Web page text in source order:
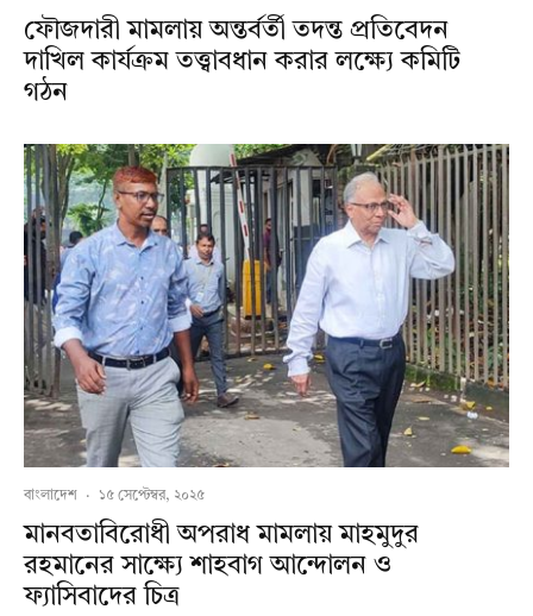
ফৌজদারী মামলায় অন্তর্বর্তী তদন্ত প্রতিবেদন
দাখিল কার্যক্রম তত্ত্বাবধান করার লক্ষ্যে কমিটি
গঠন
বাংলাদেশ · ১৫ সেপ্টেম্বর, ২০২৫
মানবতাবিরোধী অপরাধ মামলায় মাহমুদুর
রহমানের সাক্ষ্যে শাহবাগ আন্দোলন ও
ফ্যাসিবাদের চিত্র